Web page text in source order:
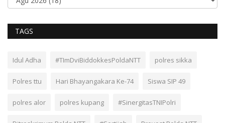
TAGS
Idul Adha #TImDviBiddokkesPoldaNTT polres sikka
Polres ttu Hari Bhayangakara Ke-74 Siswa SIP 49
polres alor polres kupang #SinergitasTNIPolri